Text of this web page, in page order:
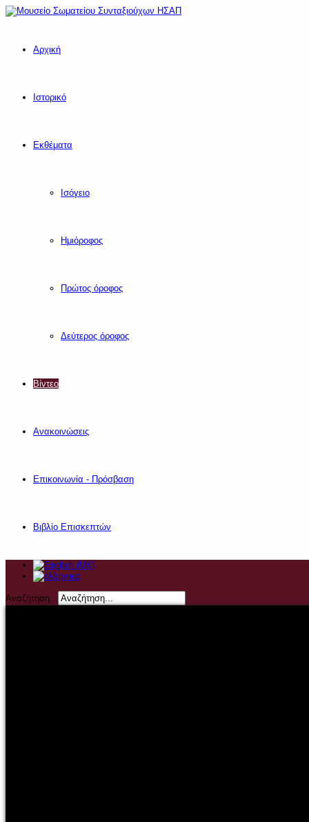
Αρχική
Ιστορικό
Εκθέματα
Ισόγειο
Ημιόροφος
Πρώτος όροφος
Δεύτερος όροφος
Βίντεο
Ανακοινώσεις
Επικοινωνία - Πρόσβαση
Βιβλίο Επισκεπτών
Αναζήτηση...